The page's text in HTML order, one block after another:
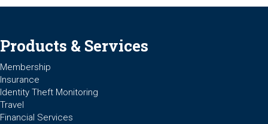
Products & Services
Membership
Insurance
Identity Theft Monitoring
Travel
Financial Services